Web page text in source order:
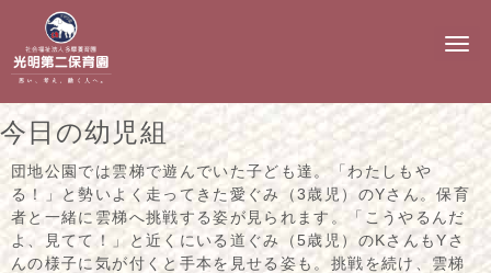
N
g
a
o
n
今日の幼児組
団地公園では雲梯で遊んでいた子ども達。「わたしもや
る！」と勢いよく走ってきた愛ぐみ（3歳児）のYさん。保育
者と一緒に雲梯へ挑戦する姿が見られます。「こうやるんだ
よ、見てて！」と近くにいる道ぐみ（5歳児）のKさんもYさ
んの様子に気が付くと手本を見せる姿も。挑戦を続け、雲梯